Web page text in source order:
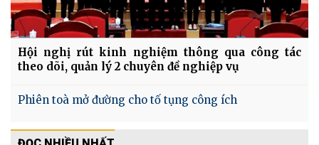
Hội nghị rút kinh nghiệm thông qua công tác
theo dõi, quản lý 2 chuyên đề nghiệp vụ
Phiên toà mở đường cho tố tụng công ích